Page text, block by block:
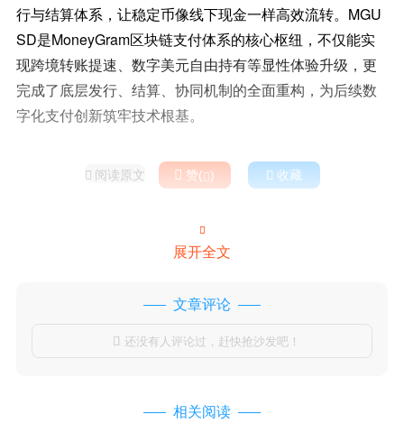
行与结算体系，让稳定币像线下现金一样高效流转。MGU
SD是MoneyGram区块链支付体系的核心枢纽，不仅能实
现跨境转账提速、数字美元自由持有等显性体验升级，更
完成了底层发行、结算、协同机制的全面重构，为后续数
字化支付创新筑牢技术根基。
 阅读原文  赞()  收藏

展开全文
文章评论
 还没有人评论过，赶快抢沙发吧！
相关阅读